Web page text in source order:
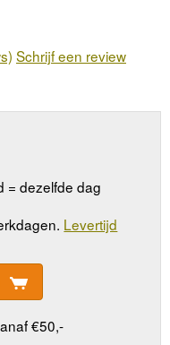
Schrijf een review
= dezelfde dag
Levertijd
€50,-